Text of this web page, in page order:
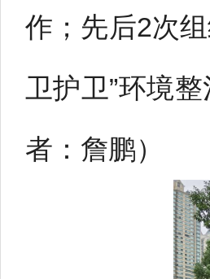
作；先后2次
卫护卫”环境
者：詹鹏）